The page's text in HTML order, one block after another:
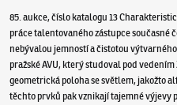
85. aukce, číslo katalogu 13
práce talentovaného zástupce současné
nebývalou jemností a čistotou
pražské AVU, který studoval pod
geometrická poloha se světlem, jakožto
těchto prvků pak vznikají tajemné